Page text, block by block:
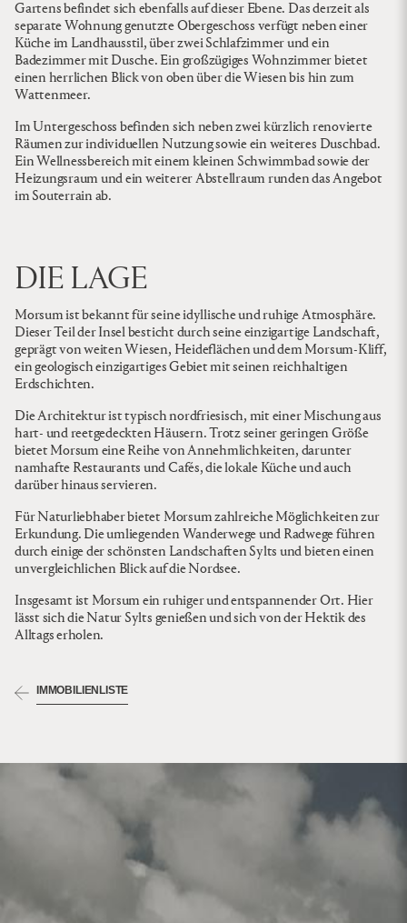
Gartens befindet sich ebenfalls auf dieser Ebene. Das derzeit als
separate Wohnung genutzte Obergeschoss verfügt neben einer
Küche im Landhausstil, über zwei Schlafzimmer und ein
Badezimmer mit Dusche. Ein großzügiges Wohnzimmer bietet
einen herrlichen Blick von oben über die Wiesen bis hin zum
Wattenmeer.
Im Untergeschoss befinden sich neben zwei kürzlich renovierte
Räumen zur individuellen Nutzung sowie ein weiteres Duschbad.
Ein Wellnessbereich mit einem kleinen Schwimmbad sowie der
Heizungsraum und ein weiterer Abstellraum runden das Angebot
im Souterrain ab.
DIE LAGE
Morsum ist bekannt für seine idyllische und ruhige Atmosphäre.
Dieser Teil der Insel besticht durch seine einzigartige Landschaft,
geprägt von weiten Wiesen, Heideflächen und dem Morsum-Kliff,
ein geologisch einzigartiges Gebiet mit seinen reichhaltigen
Erdschichten.
Die Architektur ist typisch nordfriesisch, mit einer Mischung aus
hart- und reetgedeckten Häusern. Trotz seiner geringen Größe
bietet Morsum eine Reihe von Annehmlichkeiten, darunter
namhafte Restaurants und Cafés, die lokale Küche und auch
darüber hinaus servieren.
Für Naturliebhaber bietet Morsum zahlreiche Möglichkeiten zur
Erkundung. Die umliegenden Wanderwege und Radwege führen
durch einige der schönsten Landschaften Sylts und bieten einen
unvergleichlichen Blick auf die Nordsee.
Insgesamt ist Morsum ein ruhiger und entspannender Ort. Hier
lässt sich die Natur Sylts genießen und sich von der Hektik des
Alltags erholen.
IMMOBILIENLISTE